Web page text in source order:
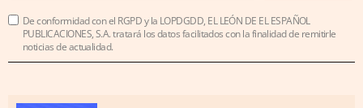
De conformidad con el RGPD y la LOPDGDD, EL LEÓN DE EL ESPAÑOL
PUBLICACIONES, S.A. tratará los datos facilitados con la finalidad de remitirle
noticias de actualidad.